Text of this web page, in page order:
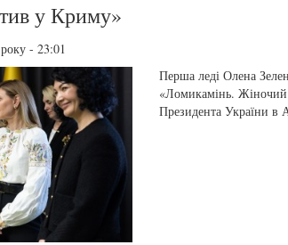
у Криму»
- 23:01
Перша леді Олена
«Ломикамінь.
Президента України в